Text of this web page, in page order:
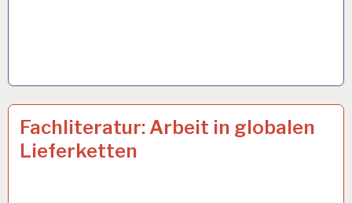
ARBEIT
UND
GESUNDHEIT…
Fachliteratur: Arbeit in globalen
Lieferketten
12 MAI 2022